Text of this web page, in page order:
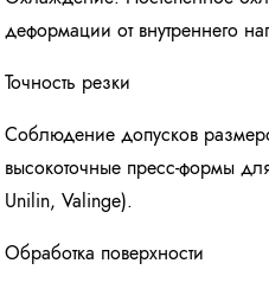
деформации от внутреннего
Точность резки
Соблюдение допусков
высокоточные пресс-формы
Unilin, Valinge).
Обработка поверхности